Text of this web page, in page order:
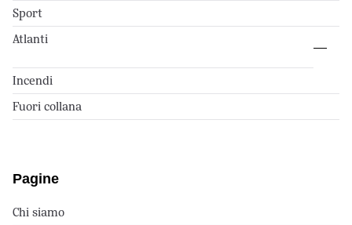
Sport
Atlanti
Incendi
Fuori collana
Pagine
Chi siamo